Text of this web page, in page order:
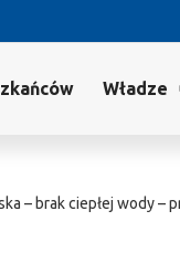
Władze
– brak ciepłej wody –